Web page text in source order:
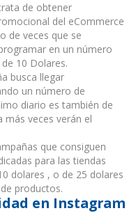
de obtener
del eCommerce
de veces que se
en un número
10 Dolares.
busca llegar
un número de
diario es también de
más veces verán el
que consiguen
para las tiendas
dolares , o de 25 dolares
productos.
en Instagram